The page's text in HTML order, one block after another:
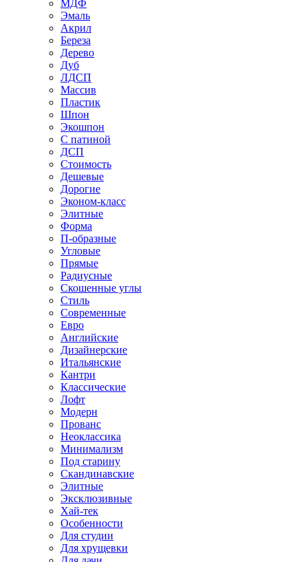
МДФ
Эмаль
Акрил
Береза
Дерево
Дуб
ЛДСП
Массив
Пластик
Шпон
Экошпон
С патиной
ДСП
Стоимость
Дешевые
Дорогие
Эконом-класс
Элитные
Форма
П-образные
Угловые
Прямые
Радиусные
Скошенные углы
Стиль
Современные
Евро
Английские
Дизайнерские
Итальянские
Кантри
Классические
Лофт
Модерн
Прованс
Неоклассика
Минимализм
Под старину
Скандинавские
Элитные
Эксклюзивные
Хай-тек
Особенности
Для студии
Для хрущевки